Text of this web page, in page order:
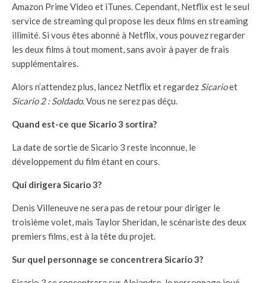
Amazon Prime Video et iTunes. Cependant, Netflix est le seul
service de streaming qui propose les deux films en streaming
illimité. Si vous êtes abonné à Netflix, vous pouvez regarder
les deux films à tout moment, sans avoir à payer de frais
supplémentaires.
Alors n’attendez plus, lancez Netflix et regardez Sicarioet
Sicario 2 : Soldado. Vous ne serez pas déçu.
Quand est-ce que Sicario 3 sortira?
La date de sortie de Sicario 3 reste inconnue, le
développement du film étant en cours.
Qui dirigera Sicario 3?
Denis Villeneuve ne sera pas de retour pour diriger le
troisième volet, mais Taylor Sheridan, le scénariste des deux
premiers films, est à la tête du projet.
Sur quel personnage se concentrera Sicario 3?